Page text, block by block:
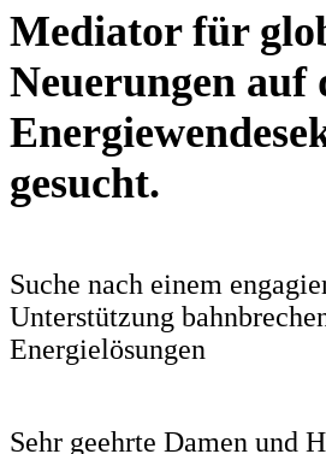
Mediator für
Neuerungen auf
gesucht.
Suche nach einem
Unterstützung
Energielösungen
Sehr geehrte Damen und